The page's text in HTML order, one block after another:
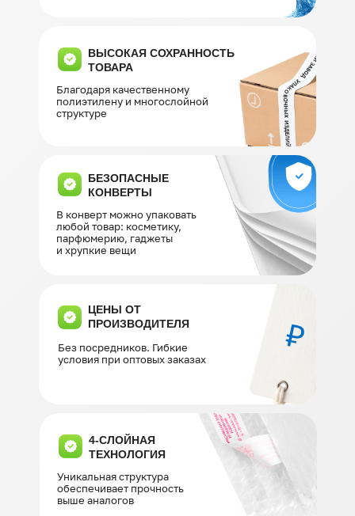
В конверт можно упаковать
любой товар: косметику,
парфюмерию, гаджеты
и хрупкие вещи
БЕЗОПАСНЫЕ
КОНВЕРТЫ
Благодаря качественному
полиэтилену и многослойной
структуре
ВЫСОКАЯ СОХРАННОСТЬ
ТОВАРА
Без посредников. Гибкие
условия при оптовых заказах
Уникальная структура
обеспечивает прочность
выше аналогов
4-СЛОЙНАЯ
ТЕХНОЛОГИЯ
ЦЕНЫ ОТ
ПРОИЗВОДИТЕЛЯ